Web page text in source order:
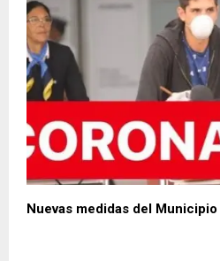
Nuevas medidas del